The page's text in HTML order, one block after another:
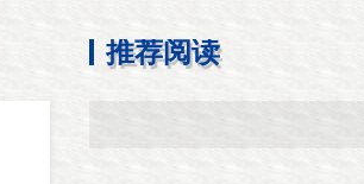
推荐阅读